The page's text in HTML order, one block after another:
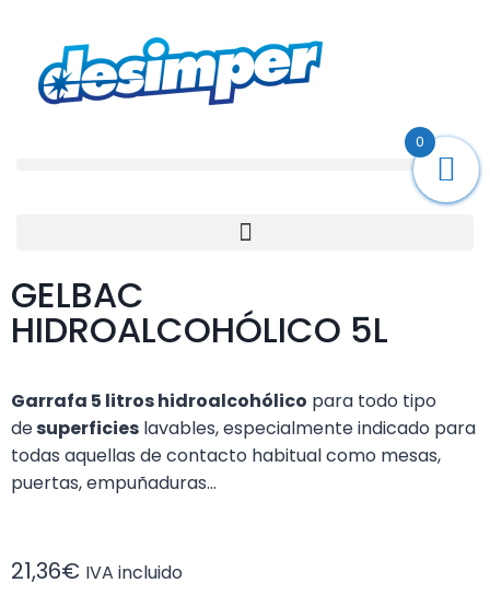
GELBAC
HIDROALCOHÓLICO 5L
Garrafa 5 litros hidroalcohólico para todo tipo
desuperficies lavables, especialmente indicado para
todas aquellas de contacto habitual como mesas,
puertas, empuñaduras…
21,36€ IVA incluido
0